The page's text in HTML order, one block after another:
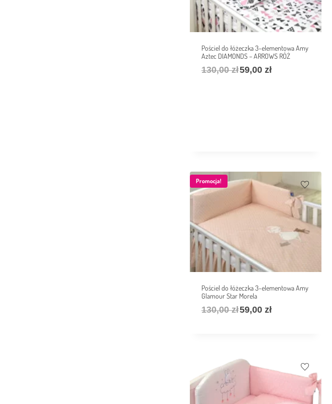
Pościel do łóżeczka 3-elementowa Amy
Aztec DIAMONDS – ARROWS RÓŻ
130,00zł59,00 zł
Promocja!
Pościel do łóżeczka 3-elementowa Amy
Glamour Star Morela
130,00zł59,00 zł